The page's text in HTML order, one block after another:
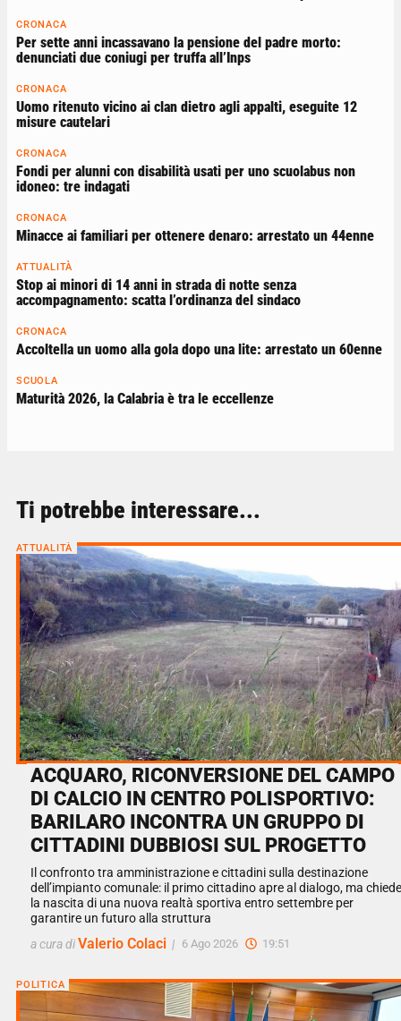
CRONACA
Per sette anni incassavano la pensione del padre morto:
denunciati due coniugi per truffa all’Inps
CRONACA
Uomo ritenuto vicino ai clan dietro agli appalti, eseguite 12
misure cautelari
CRONACA
Fondi per alunni con disabilità usati per uno scuolabus non
idoneo: tre indagati
CRONACA
Minacce ai familiari per ottenere denaro: arrestato un 44enne
ATTUALITÀ
Stop ai minori di 14 anni in strada di notte senza
accompagnamento: scatta l’ordinanza del sindaco
CRONACA
Accoltella un uomo alla gola dopo una lite: arrestato un 60enne
SCUOLA
Maturità 2026, la Calabria è tra le eccellenze
Ti potrebbe interessare...
ATTUALITÀ
ACQUARO, RICONVERSIONE DEL CAMPO
DI CALCIO IN CENTRO POLISPORTIVO:
BARILARO INCONTRA UN GRUPPO DI
CITTADINI DUBBIOSI SUL PROGETTO
Il confronto tra amministrazione e cittadini sulla destinazione
dell’impianto comunale: il primo cittadino apre al dialogo, ma chiede
la nascita di una nuova realtà sportiva entro settembre per
garantire un futuro alla struttura
a cura diValerio Colaci | 6 Ago 2026 19:51
POLITICA